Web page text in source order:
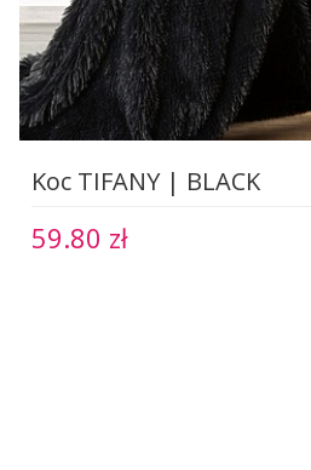
Koc TIFANY | BLACK
59.80 zł